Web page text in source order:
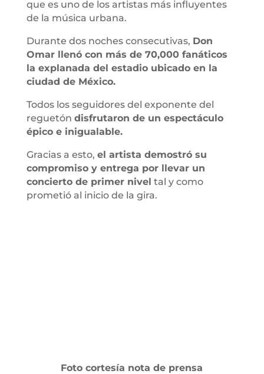
que es uno de los artistas más influyentes
de la música urbana.
Durante dos noches consecutivas, Don
Omar llenó con más de 70,000 fanáticos
la explanada del estadio ubicado en la
ciudad de México.
Todos los seguidores del exponente del
reguetón disfrutaron de un espectáculo
épico e inigualable.
Gracias a esto, el artista demostró su
compromiso y entrega por llevar un
concierto de primer nivel tal y como
prometió al inicio de la gira.
Foto cortesía nota de prensa